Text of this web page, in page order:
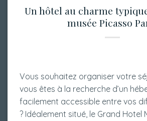
Un hôtel au charme
musée Picasso
Vous souhaitez organiser votre
vous êtes à la recherche d’un
facilement accessible entre vos
? Idéalement situé, le Grand Hotel